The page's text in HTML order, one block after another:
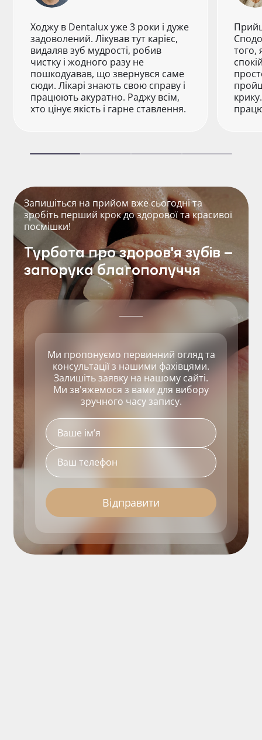
Ходжу в Dentalux уже 3 роки і дуже
задоволений. Лікував тут карієс,
видаляв зуб мудрості, робив
чистку і жодного разу не
пошкодуавав, що звернувся саме
сюди. Лікарі знають свою справу і
працюють акуратно. Раджу всім,
хто цінує якість і гарне ставлення.
того,
Запишіться на прийом вже сьогодні та
зробіть перший крок до здорової та красивої
посмішки!
Турбота про здоров'я зубів –
запорука благополуччя
Ми пропонуємо первинний огляд та
консультації з нашими фахівцями.
Залишіть заявку на нашому сайті.
Ми зв'яжемося з вами для вибору
зручного часу запису.
Відправити